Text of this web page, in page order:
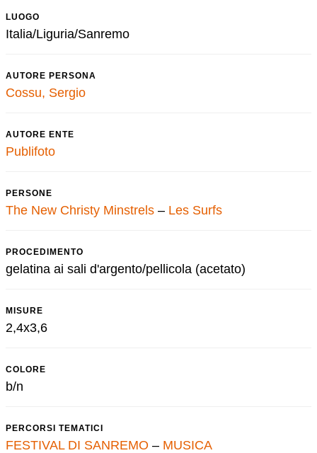
LUOGO
Italia/Liguria/Sanremo
AUTORE PERSONA
Cossu, Sergio
AUTORE ENTE
Publifoto
PERSONE
The New Christy Minstrels – Les Surfs
PROCEDIMENTO
gelatina ai sali d'argento/pellicola (acetato)
MISURE
2,4x3,6
COLORE
b/n
PERCORSI TEMATICI
FESTIVAL DI SANREMO – MUSICA